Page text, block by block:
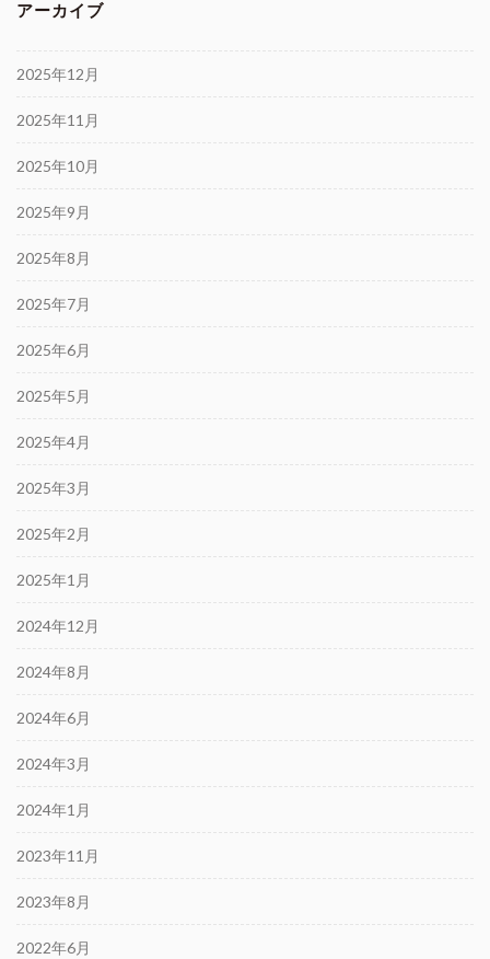
アーカイブ
2025年12月
2025年11月
2025年10月
2025年9月
2025年8月
2025年7月
2025年6月
2025年5月
2025年4月
2025年3月
2025年2月
2025年1月
2024年12月
2024年8月
2024年6月
2024年3月
2024年1月
2023年11月
2023年8月
2022年6月